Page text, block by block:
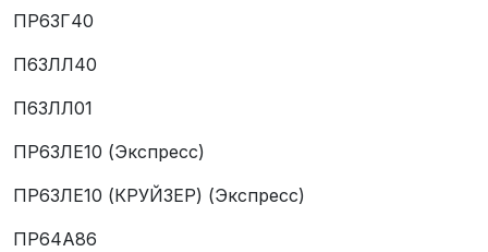
ПР63Г40
П63ЛЛ40
П63ЛЛ01
ПР63ЛЕ10 (Экспресс)
ПР63ЛЕ10 (КРУЙЗЕР) (Экспресс)
ПР64А86